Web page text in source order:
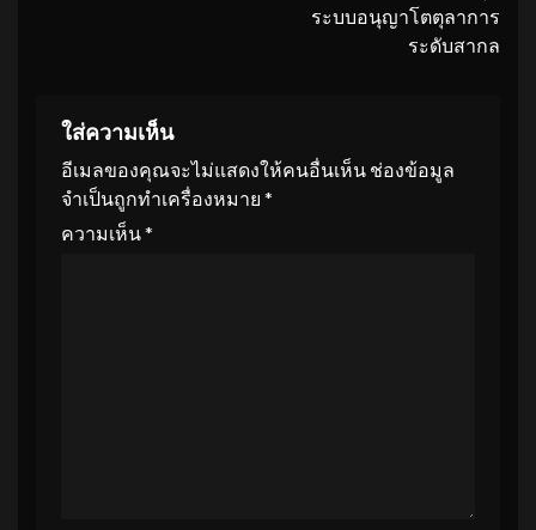
ระบบอนุญาโตตุลาการ
ระดับสากล
ใส่ความเห็น
อีเมลของคุณจะไม่แสดงให้คนอื่นเห็น ช่องข้อมูล
จำเป็นถูกทำเครื่องหมาย *
ความเห็น*